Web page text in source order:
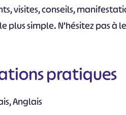
visites, conseils,
plus simple. N’hésitez pas à
pratiques
Anglais